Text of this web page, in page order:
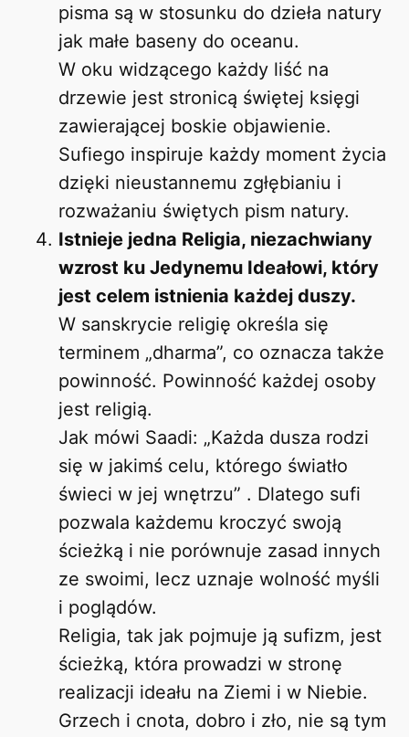
pisma są w stosunku do dzieła natury
jak małe baseny do oceanu.
W oku widzącego każdy liść na
drzewie jest stronicą świętej księgi
zawierającej boskie objawienie.
Sufiego inspiruje każdy moment życia
dzięki nieustannemu zgłębianiu i
rozważaniu świętych pism natury.
Istnieje jedna Religia, niezachwiany
wzrost ku Jedynemu Ideałowi, który
jest celem istnienia każdej duszy.
W sanskrycie religię określa się
terminem „dharma”, co oznacza także
powinność. Powinność każdej osoby
jest religią.
Jak mówi Saadi: „Każda dusza rodzi
się w jakimś celu, którego światło
świeci w jej wnętrzu” . Dlatego sufi
pozwala każdemu kroczyć swoją
ścieżką i nie porównuje zasad innych
ze swoimi, lecz uznaje wolność myśli
i poglądów.
Religia, tak jak pojmuje ją sufizm, jest
ścieżką, która prowadzi w stronę
realizacji ideału na Ziemi i w Niebie.
Grzech i cnota, dobro i zło, nie są tym